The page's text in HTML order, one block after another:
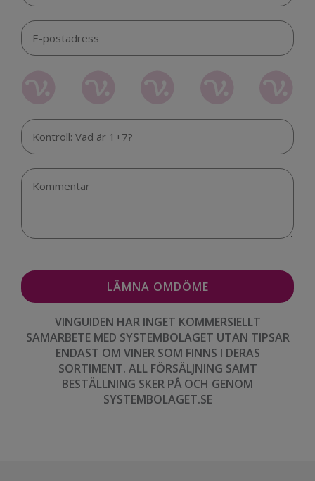
VINGUIDEN HAR INGET KOMMERSIELLT
SAMARBETE MED SYSTEMBOLAGET UTAN TIPSAR
ENDAST OM VINER SOM FINNS I DERAS
SORTIMENT. ALL FÖRSÄLJNING SAMT
BESTÄLLNING SKER PÅ OCH GENOM
SYSTEMBOLAGET.SE